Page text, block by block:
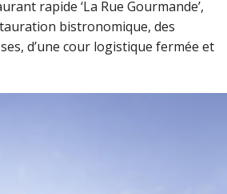
rapide ‘La Rue Gourmande’,
bistronomique, des
d’une cour logistique fermée et